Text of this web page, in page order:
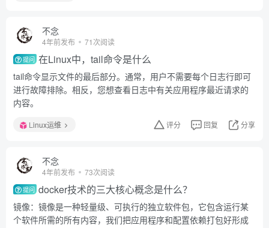
不念
4年前发布 71次阅读
提问 在Linux中，tail命令是什么
tail命令显示文件的最后部分。通常，用户不需要每个日志行即可
进行故障排除。相反，您想查看日志中有关应用程序最近请求的
内容。
Linux运维 评分 回复 分享
不念
4年前发布 73次阅读
提问 docker技术的三大核心概念是什么？
镜像：镜像是一种轻量级、可执行的独立软件包，它包含运行某
个软件所需的所有内容，我们把应用程序和配置依赖打包好形成